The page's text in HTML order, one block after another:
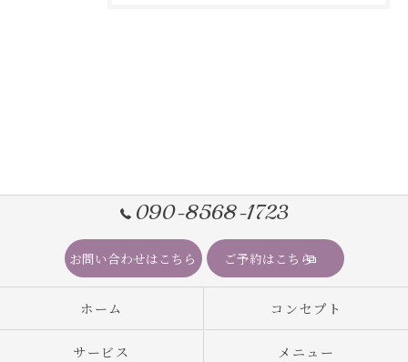
090-8568-1723
お問い合わせはこちら ご予約はこちら
ホーム コンセプト
サービス メニュー